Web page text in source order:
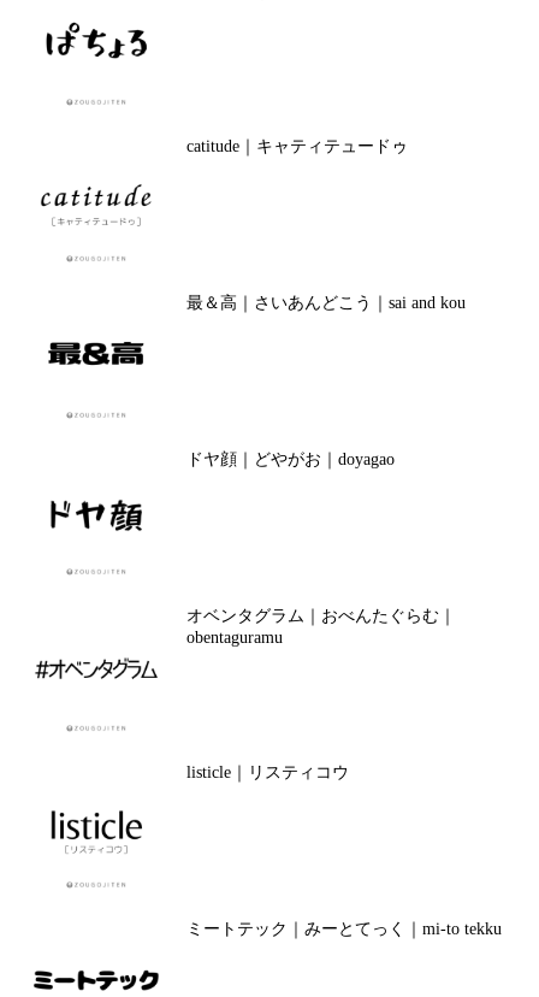
catitude｜キャティテュードゥ
最＆高｜さいあんどこう｜sai and kou
ドヤ顔｜どやがお｜doyagao
オベンタグラム｜おべんたぐらむ｜
obentaguramu
listicle｜リスティコウ
ミートテック｜みーとてっく｜mi-to tekku